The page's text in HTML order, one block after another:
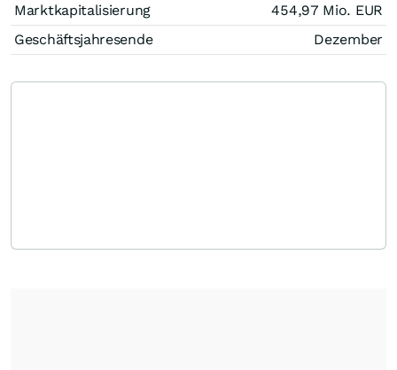
Marktkapitalisierung
454,97 Mio. EUR
Geschäftsjahresende
Dezember